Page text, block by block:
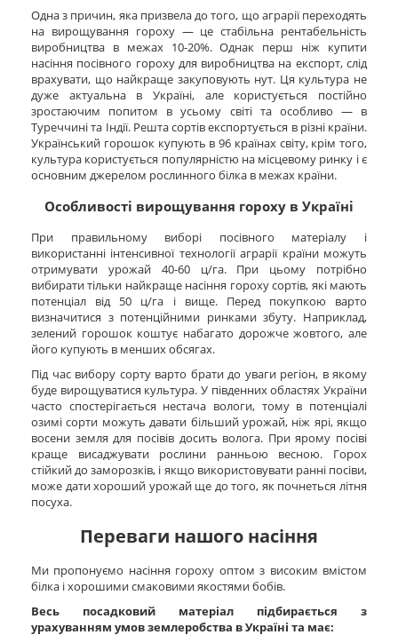
Одна з причин, яка призвела до того, що аграрії переходять
на вирощування гороху — це стабільна рентабельність
виробництва в межах 10-20%. Однак перш ніж купити
насіння посівного гороху для виробництва на експорт, слід
врахувати, що найкраще закуповують нут. Ця культура не
дуже актуальна в Україні, але користується постійно
зростаючим попитом в усьому світі та особливо — в
Туреччині та Індії. Решта сортів експортується в різні країни.
Український горошок купують в 96 країнах світу, крім того,
культура користується популярністю на місцевому ринку і є
основним джерелом рослинного білка в межах країни.
Особливості вирощування гороху в Україні
При правильному виборі посівного матеріалу і
використанні інтенсивної технології аграрії країни можуть
отримувати урожай 40-60 ц/га. При цьому потрібно
вибирати тільки найкраще насіння гороху сортів, які мають
потенціал від 50 ц/га і вище. Перед покупкою варто
визначитися з потенційними ринками збуту. Наприклад,
зелений горошок коштує набагато дорожче жовтого, але
його купують в менших обсягах.
Під час вибору сорту варто брати до уваги регіон, в якому
буде вирощуватися культура. У південних областях України
часто спостерігається нестача вологи, тому в потенціалі
озимі сорти можуть давати більший урожай, ніж ярі, якщо
восени земля для посівів досить волога. При ярому посіві
краще висаджувати рослини ранньою весною. Горох
стійкий до заморозків, і якщо використовувати ранні посіви,
може дати хороший урожай ще до того, як почнеться літня
посуха.
Переваги нашого насіння
Ми пропонуємо насіння гороху оптом з високим вмістом
білка і хорошими смаковими якостями бобів.
Весь посадковий матеріал підбирається з
урахуванням умов землеробства в Україні та має: